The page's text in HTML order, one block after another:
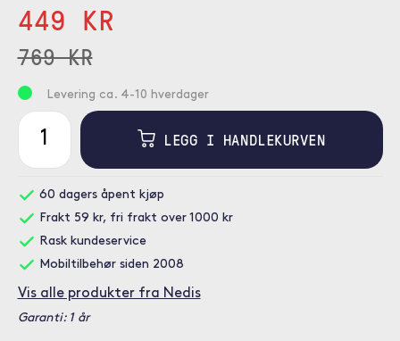
449 KR
769 KR
Levering ca. 4-10 hverdager
LEGG I HANDLEKURVEN
60 dagers åpent kjøp
Frakt 59 kr, fri frakt over 1000 kr
Rask kundeservice
Mobiltilbehør siden 2008
Vis alle produkter fra Nedis
Garanti: 1 år